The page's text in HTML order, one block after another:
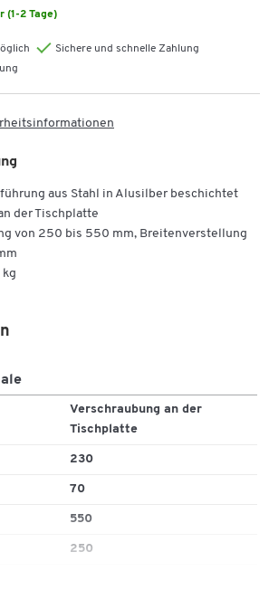
(1-2 Tage)
Sichere und schnelle Zahlung
aus Stahl in Alusilber beschichtet
der Tischplatte
von 250 bis 550 mm, Breitenverstellung
Verschraubung an der
Tischplatte
230
70
550
250
Zoomen doppeltippen